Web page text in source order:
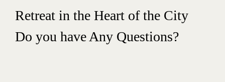
Retreat in the Heart of the City
Do you have Any Questions?